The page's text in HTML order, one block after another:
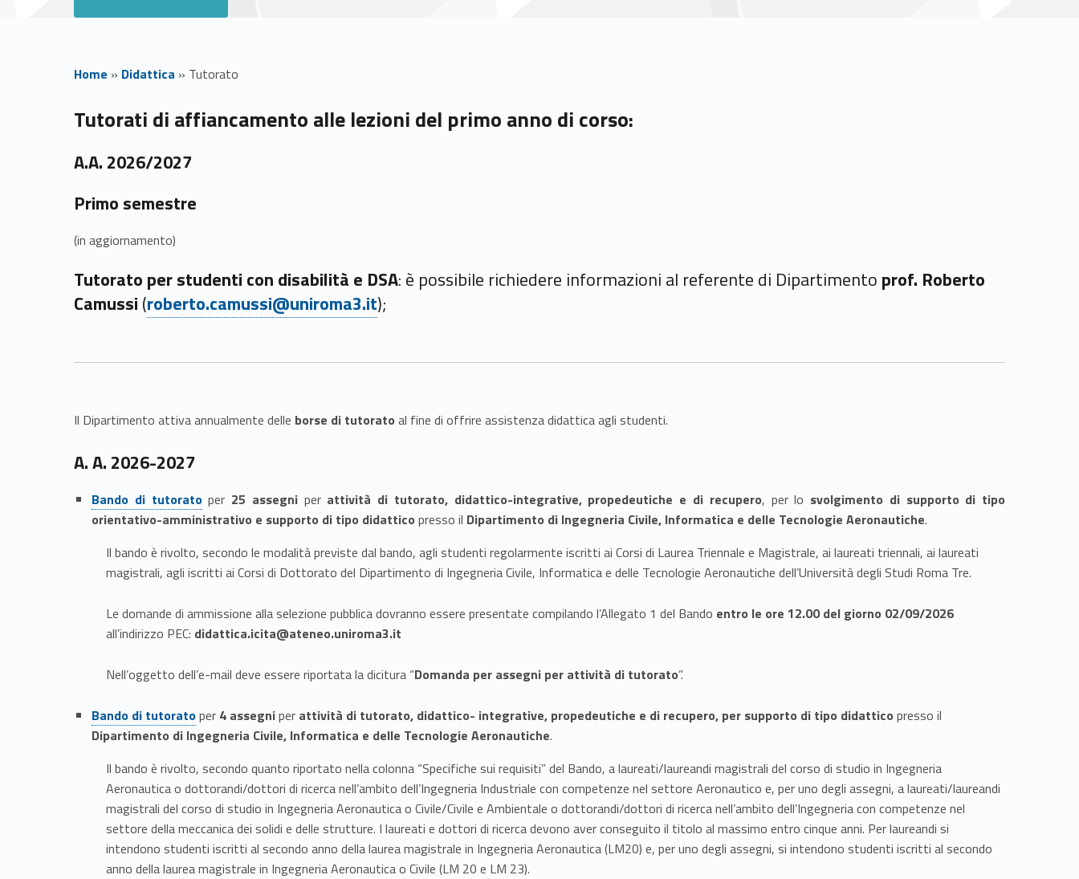
Home » Didattica » Tutorato
T
u
t
o
r
a
t
Tutorati di affiancamento alle lezioni del primo anno di corso:
A.A. 2026/2027
Primo semestre
(in aggiornamento)
Tutorato per studenti con disabilità e DSA: è possibile richiedere informazioni al referente di Dipartimento prof. Roberto
Camussi (Link identifier #identifier__56468-1
roberto.camussi@uniroma3.it);
Il Dipartimento attiva annualmente delle borse di tutorato al fine di offrire assistenza didattica agli studenti.
A. A. 2026-2027
Link identifier #identifier__111849-2
Bando di tutorato per 25 assegniper attività di tutorato, didattico-integrative, propedeutiche e di recupero, per lo svolgimento di supporto di tipo
orientativo-amministrativo e supporto di tipo didattico presso il Dipartimento di Ingegneria Civile, Informatica e delle Tecnologie Aeronautiche.
Il bando è rivolto, secondo le modalità previste dal bando, agli studenti regolarmente iscritti ai Corsi di Laurea Triennale e Magistrale, ai laureati triennali, ai laureati
magistrali, agli iscritti ai Corsi di Dottorato del Dipartimento di Ingegneria Civile, Informatica e delle Tecnologie Aeronautiche dell’Università degli Studi Roma Tre.
Le domande di ammissione alla selezione pubblica dovranno essere presentate compilando l’Allegato 1 del Bando entro le ore 12.00 del giorno 02/09/2026
all’indirizzo PEC: didattica.icita@ateneo.uniroma3.it
Nell’oggetto dell’e-mail deve essere riportata la dicitura “Domanda per assegni per attività di tutorato”.
Link identifier #identifier__150284-3
Bando di tutoratoper 4 assegniper attività di tutorato, didattico- integrative, propedeutiche e di recupero, per supporto di tipo didattico presso il
Dipartimento di Ingegneria Civile, Informatica e delle Tecnologie Aeronautiche.
Il bando è rivolto, secondo quanto riportato nella colonna “Specifiche sui requisiti” del Bando, a laureati/laureandi magistrali del corso di studio in Ingegneria
Aeronautica o dottorandi/dottori di ricerca nell’ambito dell’Ingegneria Industriale con competenze nel settore Aeronautico e, per uno degli assegni, a laureati/laureandi
magistrali del corso di studio in Ingegneria Aeronautica o Civile/Civile e Ambientale o dottorandi/dottori di ricerca nell’ambito dell’Ingegneria con competenze nel
settore della meccanica dei solidi e delle strutture. I laureati e dottori di ricerca devono aver conseguito il titolo al massimo entro cinque anni. Per laureandi si
intendono studenti iscritti al secondo anno della laurea magistrale in Ingegneria Aeronautica (LM20) e, per uno degli assegni, si intendono studenti iscritti al secondo
anno della laurea magistrale in Ingegneria Aeronautica o Civile (LM 20 e LM 23).